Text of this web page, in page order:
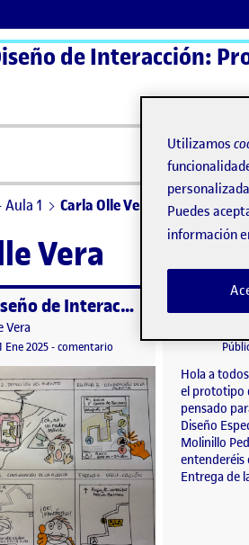
Ágora de Interacción:
Aula 1 Carla Olle Vera
Vera
R5. Diseño de Interacción
por
Vera
de publicación
Ene 2025-comentario en R5. Diseño de Interacción
Hola a
el prototipo
pensado
Diseño
Molinillo
entenderéis
Entrega de
Utilizamos
Puedes
información